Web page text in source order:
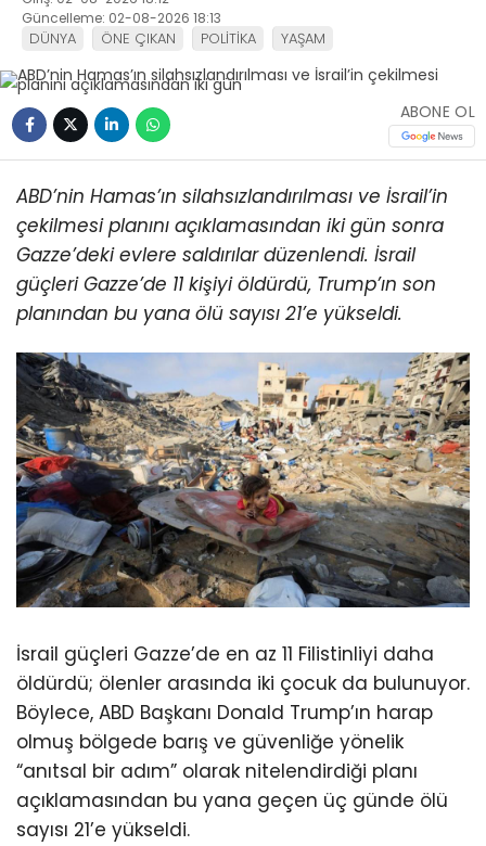
Güncelleme: 02-08-2026 18:13
DÜNYA ÖNE ÇIKAN POLİTİKA YAŞAM
ABONE OL
ABD’nin Hamas’ın silahsızlandırılması ve İsrail’in
çekilmesi planını açıklamasından iki gün sonra
Gazze’deki evlere saldırılar düzenlendi. İsrail
güçleri Gazze’de 11 kişiyi öldürdü, Trump’ın son
planından bu yana ölü sayısı 21’e yükseldi.
İsrail güçleri Gazze’de en az 11 Filistinliyi daha
öldürdü; ölenler arasında iki çocuk da bulunuyor.
Böylece, ABD Başkanı Donald Trump’ın harap
olmuş bölgede barış ve güvenliğe yönelik
“anıtsal bir adım” olarak nitelendirdiği planı
açıklamasından bu yana geçen üç günde ölü
sayısı 21’e yükseldi.